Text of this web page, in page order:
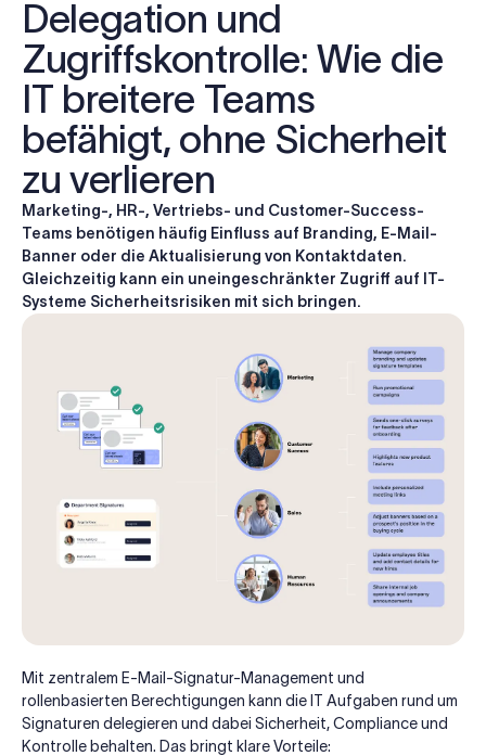
Delegation und
Zugriffskontrolle: Wie die
IT breitere Teams
befähigt, ohne Sicherheit
zu verlieren
Marketing-, HR-, Vertriebs- und Customer-Success-
Teams benötigen häufig Einfluss auf Branding, E-Mail-
Banner oder die Aktualisierung von Kontaktdaten.
Gleichzeitig kann ein uneingeschränkter Zugriff auf IT-
Systeme Sicherheitsrisiken mit sich bringen.
Mit zentralem E-Mail-Signatur-Management und
rollenbasierten Berechtigungen kann die IT Aufgaben rund um
Signaturen delegieren und dabei Sicherheit, Compliance und
Kontrolle behalten. Das bringt klare Vorteile: